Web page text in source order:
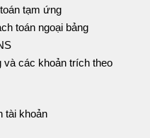
tạm ứng
toán ngoại bảng
các khoản trích theo
tài khoản